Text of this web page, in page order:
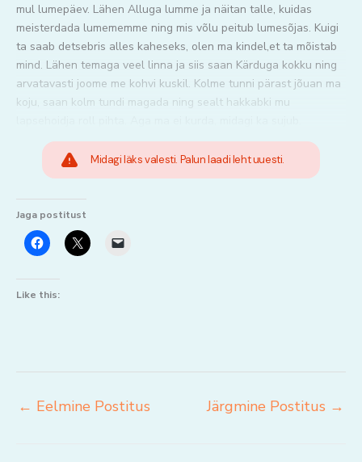
mul lumepäev. Lähen Alluga lumme ja näitan talle, kuidas
meisterdada lumememme ning mis võlu peitub lumesõjas. Kuigi
ta saab detsebris alles kaheseks, olen ma kindel,et ta mõistab
mind. Lähen temaga veel linna ja siis saan Kärduga kokku ning
arvatavasti joome me kohvi kuskil. Kolme tunni pärast jõuan ma
koju, saan kolm tundi magada ning sealt hakkabki mu
Midagi läks valesti. Palun laadi leht uuesti.
Jaga postitust
Like this:
← Eelmine Postitus Järgmine Postitus →